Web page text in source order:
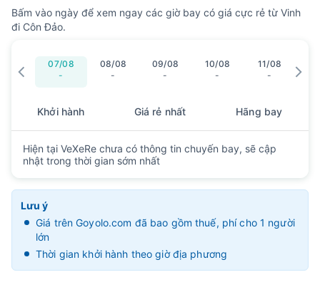
Bấm vào ngày để xem ngay các giờ bay có giá cực rẻ từ Vinh
đi Côn Đảo.
07/08
-
08/08
-
09/08
-
10/08
-
11/08
-
Khởi hành Giá rẻ nhất Hãng bay
Hiện tại VeXeRe chưa có thông tin chuyến bay, sẽ cập
nhật trong thời gian sớm nhất
Lưu ý
Giá trên Goyolo.com đã bao gồm thuế, phí cho 1 người
lớn
Thời gian khởi hành theo giờ địa phương